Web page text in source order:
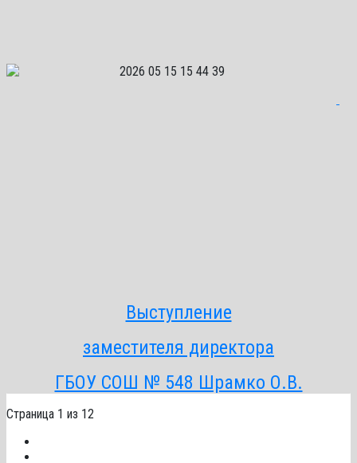
Выступление
заместителя директора
ГБОУ СОШ № 548 Шрамко О.В.
Страница 1 из 12